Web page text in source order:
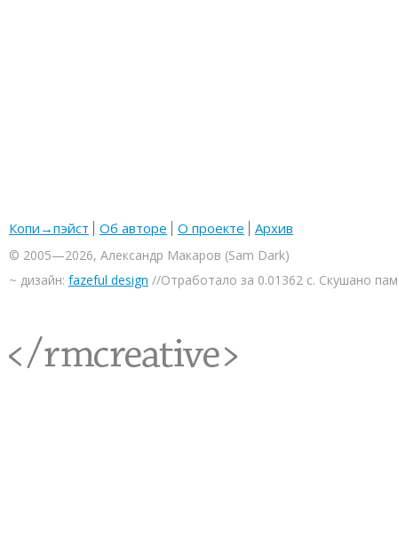
Копи→пэйст Об авторе О проекте Архив
© 2005—2026, Александр Макаров (Sam Dark)
~ дизайн: fazeful design //Отработало за 0.01362 с. Скушано
<rmcreative/>